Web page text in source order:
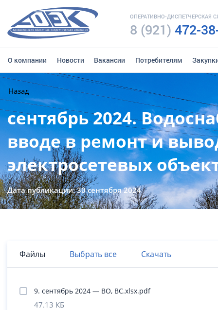
ОПЕРАТИВНО-ДИСПЕТЧЕРСКАЯ
8 (921) 472-
О компании Новости Вакансии Потребителям
Назад
сентябрь 2024.
вводе в ремонт и
электросетевых
Дата публикации: 30 сентября 2024
Файлы Выбрать все Скачать
9. сентябрь 2024 — ВО, ВС.xlsx.pdf
47.13 КБ